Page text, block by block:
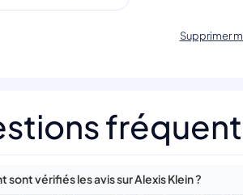
Supprimer
sont vérifiés les avis sur Alexis Klein ?